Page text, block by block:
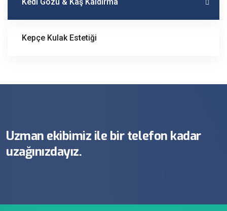
Kepçe Kulak Estetiği
Uzman ekibimiz ile bir telefon kadar
uzağınızdayız.